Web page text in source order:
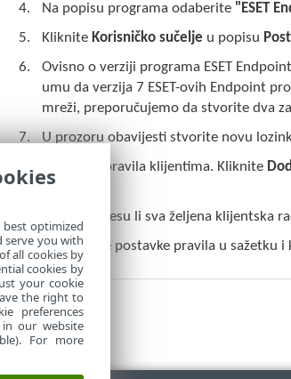
Na popisu programa odaberite "ESET
Kliknite Korisničko sučelje u popisu
Ovisno o verziji programa ESET
umu da verzija 7 ESET-ovih Endpoint
mreži, preporučujemo da stvorite dva
U prozoru obavijesti stvorite novu
Dodijelite pravila klijentima. Kliknite
potvrdu.
Provjerite jesu li sva željena klijentska
Pregledajte postavke pravila u sažetku i
optimized
serve you with
all cookies by
cookies by
your cookie
the right to
preferences
our website
For more